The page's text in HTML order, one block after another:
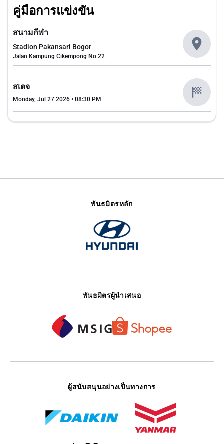
คู่มือการแข่งขัน
สนามกีฬา
Stadion Pakansari Bogor
Jalan Kampung Cikempong No.22
สเตจ
Monday, Jul 27 2026 • 08:30 PM
พันธมิตรหลัก
พันธมิตรผู้นำเสนอ
ผู้สนับสนุนอย่างเป็นทางการ